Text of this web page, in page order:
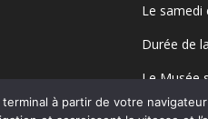
Le samedi
Durée de
Le Musée
juillet et le
à partir de votre